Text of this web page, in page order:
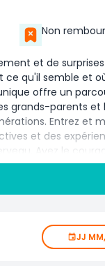
Non
et de surprises
ce qu'il semble et
offre un
grands-parents et
Entrez et
et des
Ayez le
donne
perdez-vous
et l'espace.
Terminez votre
JJ